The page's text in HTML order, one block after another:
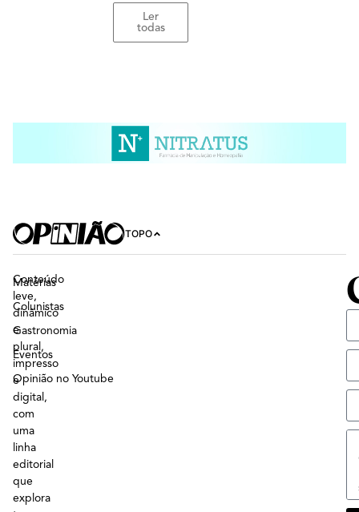
Ler
todas
TOPO
Conteúdo
leve,
dinâmico
e
plural,
impresso
e
digital,
com
uma
linha
editorial
que
explora
Matérias
Colunistas
Gastronomia
Eventos
Opinião no Youtube